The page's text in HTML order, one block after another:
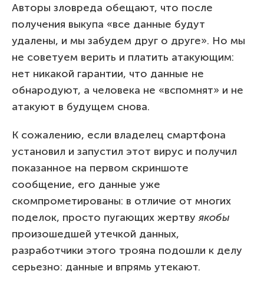
Авторы зловреда обещают, что после
получения выкупа «все данные будут
удалены, и мы забудем друг о друге». Но мы
не советуем верить и платить атакующим:
нет никакой гарантии, что данные не
обнародуют, а человека не «вспомнят» и не
атакуют в будущем снова.
К сожалению, если владелец смартфона
установил и запустил этот вирус и получил
показанное на первом скриншоте
сообщение, его данные уже
скомпрометированы: в отличие от многих
поделок, просто пугающих жертвуякобы
произошедшей утечкой данных,
разработчики этого трояна подошли к делу
серьезно: данные и впрямь утекают.